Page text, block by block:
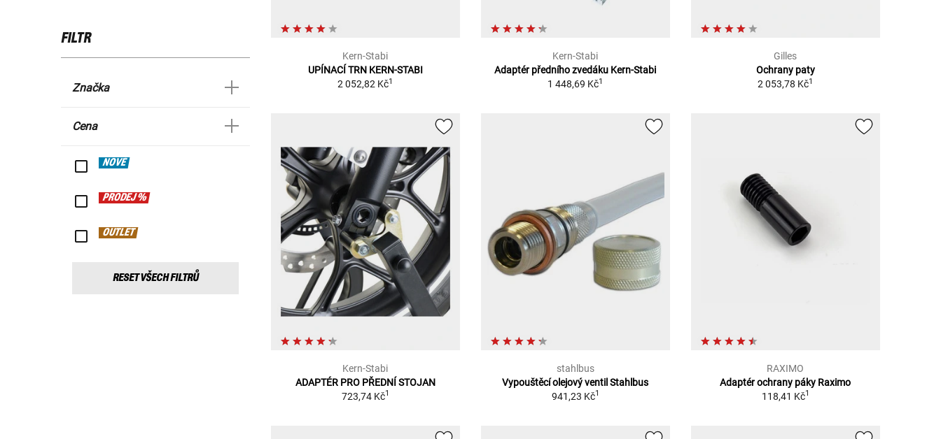
FILTR
Značka
Cena
NOVÉ
PRODEJ %
OUTLET
RESET VŠECH FILTRŮ
Kern-Stabi
UPÍNACÍ TRN KERN-STABI
2 052,82 Kč1
Kern-Stabi
Adaptér předního zvedáku Kern-Stabi
1 448,69 Kč1
Gilles
Ochrany paty
2 053,78 Kč1
Kern-Stabi
ADAPTÉR PRO PŘEDNÍ STOJAN
723,74 Kč1
stahlbus
Vypouštěcí olejový ventil Stahlbus
941,23 Kč1
RAXIMO
Adaptér ochrany páky Raximo
118,41 Kč1